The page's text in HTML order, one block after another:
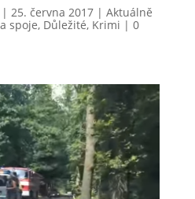
| 25. června 2017| Aktuálně
spoje, Důležité, Krimi | 0